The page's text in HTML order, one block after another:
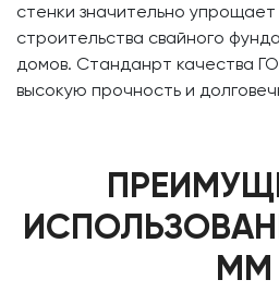
стенки значительно
строительства свайного
домов. Станданрт качества
высокую прочность и
ММ